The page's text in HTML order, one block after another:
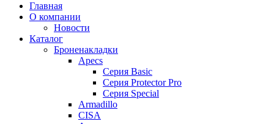
Главная
О компании
Новости
Каталог
Броненакладки
Apecs
Серия Basic
Серия Protector Pro
Серия Special
Armadillo
CISA